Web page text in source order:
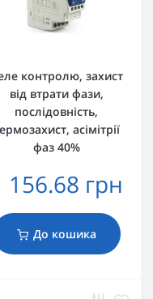
контролю, захист
від втрати фази,
послідовність,
асімітрії
фаз 40%
156.68 грн
До кошика